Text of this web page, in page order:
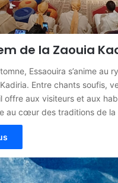
de la Zaouia
Essaouira s’anime au
Entre chants soufis,
offre aux visiteurs et aux
au cœur des traditions de la